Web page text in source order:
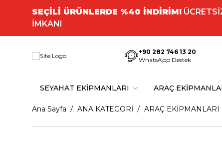
SEÇİLİ ÜRÜNLERDE %40 İNDİRİM!
İMKANI
+90 282 746 13 20
WhatsApp Destek
SEYAHAT EKİPMANLARI ARAÇ
Ana Sayfa ANA KATEGORİ ARAÇ EKİPMANLARI